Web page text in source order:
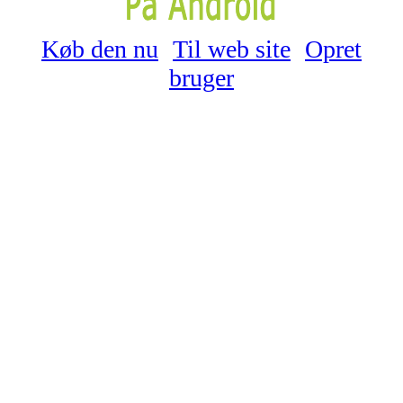
Køb den nu Til web site Opret
bruger